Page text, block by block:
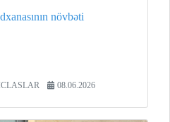
növbəti
08.06.2026